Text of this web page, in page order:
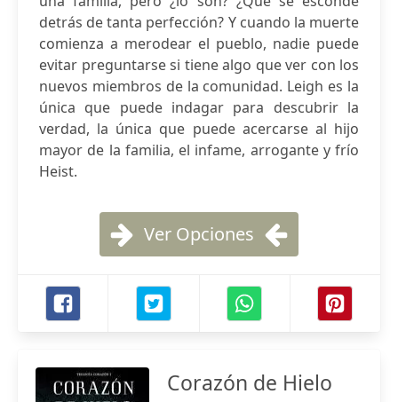
detrás de tanta perfección? Y cuando la muerte
comienza a merodear el pueblo, nadie puede
evitar preguntarse si tiene algo que ver con los
nuevos miembros de la comunidad. Leigh es la
única que puede indagar para descubrir la
verdad, la única que puede acercarse al hijo
mayor de la familia, el infame, arrogante y frío
Heist.
Ver Opciones
Corazón de Hielo